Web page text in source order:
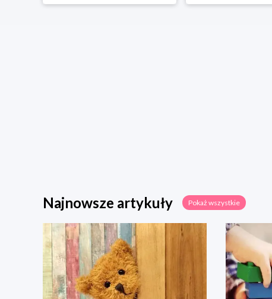
Najnowsze artykuły Pokaż wszystkie